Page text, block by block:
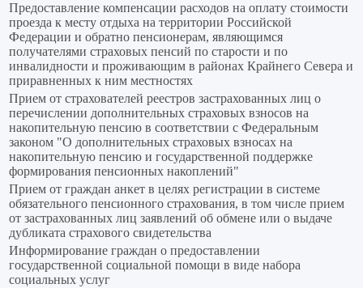
Предоставление компенсации расходов на оплату стоимости
проезда к месту отдыха на территории Российской
Федерации и обратно пенсионерам, являющимся
получателями страховых пенсий по старости и по
инвалидности и проживающим в районах Крайнего Севера и
приравненных к ним местностях
Прием от страхователей реестров застрахованных лиц о
перечислении дополнительных страховых взносов на
накопительную пенсию в соответствии с Федеральным
законом "О дополнительных страховых взносах на
накопительную пенсию и государственной поддержке
формирования пенсионных накоплений"
Прием от граждан анкет в целях регистрации в системе
обязательного пенсионного страхования, в том числе прием
от застрахованных лиц заявлений об обмене или о выдаче
дубликата страхового свидетельства
Информирование граждан о предоставлении
государственной социальной помощи в виде набора
социальных услуг